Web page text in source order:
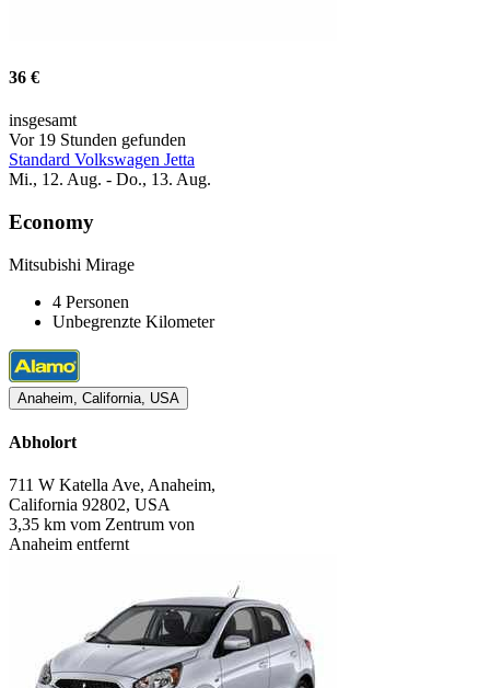
36 €
insgesamt
Vor 19 Stunden gefunden
Standard Volkswagen Jetta
Mi., 12. Aug. - Do., 13. Aug.
Economy
Mitsubishi Mirage
4 Personen
Unbegrenzte Kilometer
Anaheim, California, USA
Abholort
711 W Katella Ave, Anaheim,
California 92802, USA
3,35 km vom Zentrum von
Anaheim entfernt